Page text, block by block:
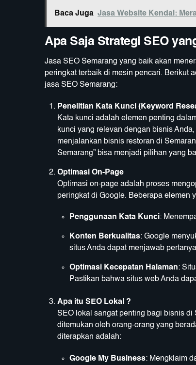
Baca Juga Jasa Website Kendal:
Apa Saja Strategi SEO
Jasa SEO Semarang yang baik akan
peringkat terbaik di mesin pencari. Berikut
jasa SEO Semarang:
Penelitian Kata Kunci (Keyword
Kata kunci adalah elemen penting
kunci yang relevan dengan bisnis
menjalankan bisnis restoran di
Semarang” bisa menjadi pilihan yang
Optimasi On-Page
Optimasi on-page adalah proses
peringkat di Google. Beberapa elemen
Penggunaan Kata Kunci:
Konten Berkualitas: Google
situs Anda dapat menjawab
Optimasi Kecepatan Halaman:
Pastikan bahwa situs web Anda
Apa itu SEO Lokal ?
SEO lokal sangat penting bagi bisnis
ditemukan oleh orang-orang yang
diterapkan adalah:
Google My Business: Mengklaim